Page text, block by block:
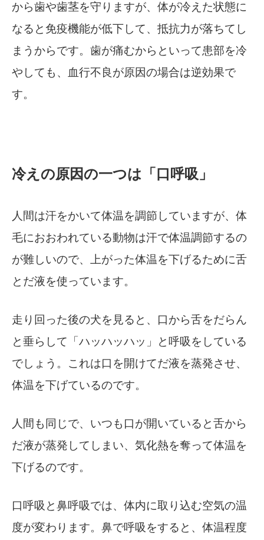
から歯や歯茎を守りますが、体が冷えた状態に
なると免疫機能が低下して、抵抗力が落ちてし
まうからです。歯が痛むからといって患部を冷
やしても、血行不良が原因の場合は逆効果で
す。
冷えの原因の一つは「口呼吸」
人間は汗をかいて体温を調節していますが、体
毛におおわれている動物は汗で体温調節するの
が難しいので、上がった体温を下げるために舌
とだ液を使っています。
走り回った後の犬を見ると、口から舌をだらん
と垂らして「ハッハッハッ」と呼吸をしている
でしょう。これは口を開けてだ液を蒸発させ、
体温を下げているのです。
人間も同じで、いつも口が開いていると舌から
だ液が蒸発してしまい、気化熱を奪って体温を
下げるのです。
口呼吸と鼻呼吸では、体内に取り込む空気の温
度が変わります。鼻で呼吸をすると、体温程度